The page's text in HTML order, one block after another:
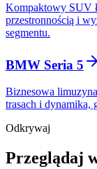
Kompaktowy SUV
przestronnością i
segmentu.
BMW Seria 5
Biznesowa
trasach i dynamika,
Odkrywaj
Przeglądaj